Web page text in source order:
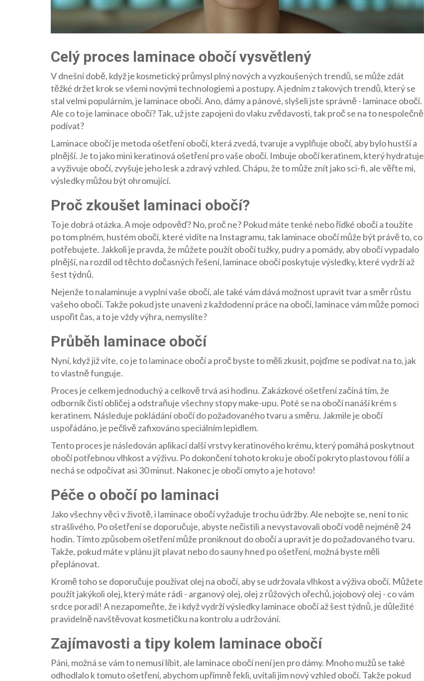
Celý proces laminace obočí vysvětlený
V dnešní době, když je kosmetický průmysl plný nových a vyzkoušených trendů, se může zdát
těžké držet krok se všemi novými technologiemi a postupy. A jedním z takových trendů, který se
stal velmi populárním, je laminace obočí. Ano, dámy a pánové, slyšeli jste správně - laminace obočí.
Ale co to je laminace obočí? Tak, už jste zapojeni do vlaku zvědavosti, tak proč se na to nespolečně
podívat?
Laminace obočí je metoda ošetření obočí, která zvedá, tvaruje a vyplňuje obočí, aby bylo hustší a
plnější. Je to jako mini keratinová ošetření pro vaše obočí. Imbuje obočí keratinem, který hydratuje
a vyživuje obočí, zvyšuje jeho lesk a zdravý vzhled. Chápu, že to může znít jako sci-fi, ale věřte mi,
výsledky můžou být ohromující.
Proč zkoušet laminaci obočí?
To je dobrá otázka. A moje odpověď? No, proč ne? Pokud máte tenké nebo řídké obočí a toužíte
po tom plném, hustém obočí, které vidíte na Instagramu, tak laminace obočí může být právě to, co
potřebujete. Jakkoli je pravda, že můžete použít obočí tužky, pudry a pomády, aby obočí vypadalo
plnější, na rozdíl od těchto dočasných řešení, laminace obočí poskytuje výsledky, které vydrží až
šest týdnů.
Nejenže to nalaminuje a vyplní vaše obočí, ale také vám dává možnost upravit tvar a směr růstu
vašeho obočí. Takže pokud jste unaveni z každodenní práce na obočí, laminace vám může pomoci
uspořit čas, a to je vždy výhra, nemyslíte?
Průběh laminace obočí
Nyní, když již víte, co je to laminace obočí a proč byste to měli zkusit, pojďme se podívat na to, jak
to vlastně funguje.
Proces je celkem jednoduchý a celkově trvá asi hodinu. Zakázkové ošetření začíná tím, že
odborník čistí obličej a odstraňuje všechny stopy make-upu. Poté se na obočí nanáší krém s
keratinem. Následuje pokládání obočí do požadovaného tvaru a směru. Jakmile je obočí
uspořádáno, je pečlivě zafixováno speciálním lepidlem.
Tento proces je následován aplikací další vrstvy keratinového krému, který pomáhá poskytnout
obočí potřebnou vlhkost a výživu. Po dokončení tohoto kroku je obočí pokryto plastovou fólií a
nechá se odpočívat asi 30 minut. Nakonec je obočí omyto a je hotovo!
Péče o obočí po laminaci
Jako všechny věci v životě, i laminace obočí vyžaduje trochu údržby. Ale nebojte se, není to nic
strašlivého. Po ošetření se doporučuje, abyste nečistili a nevystavovali obočí vodě nejméně 24
hodin. Tímto způsobem ošetření může proniknout do obočí a upravit je do požadovaného tvaru.
Takže, pokud máte v plánu jít plavat nebo do sauny hned po ošetření, možná byste měli
přeplánovat.
Kromě toho se doporučuje používat olej na obočí, aby se udržovala vlhkost a výživa obočí. Můžete
použít jakýkoli olej, který máte rádi - arganový olej, olej z růžových ořechů, jojobový olej - co vám
srdce poradí! A nezapomeňte, že i když vydrží výsledky laminace obočí až šest týdnů, je důležité
pravidelně navštěvovat kosmetičku na kontrolu a udržování.
Zajímavosti a tipy kolem laminace obočí
Páni, možná se vám to nemusí líbit, ale laminace obočí není jen pro dámy. Mnoho mužů se také
odhodlalo k tomuto ošetření, abychom upřímně řekli, uvítali jim nový vzhled obočí. Takže pokud